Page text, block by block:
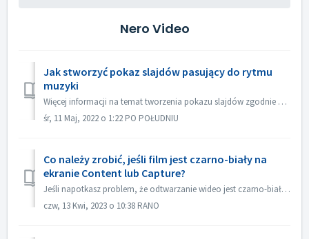
Nero Video
Jak stworzyć pokaz slajdów pasujący do rytmu
muzyki
Więcej informacji na temat tworzenia pokazu slajdów zgodnie z rytmem muzyki można znaleźć pod następującym łączem: Tworzenie pokazu slajdów zgodnie z rytmem...
śr, 11 Maj, 2022 o 1:22 PO POŁUDNIU
Co należy zrobić, jeśli film jest czarno-biały na
ekranie Content lub Capture?
Jeśli napotkasz problem, że odtwarzanie wideo jest czarno-białe, ale eksport/wypalanie jest kolorowe, zaktualizuj system Windows lub sterownik karty graficz...
czw, 13 Kwi, 2023 o 10:38 RANO